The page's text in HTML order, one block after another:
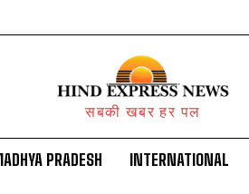
सबकी खबर हर पल
PRADESH INTERNATIONAL